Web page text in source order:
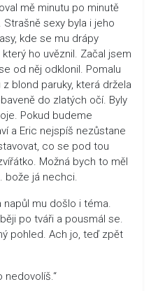
mě minutu po minutě
sexy byla i jeho
kde se mu drápy
ho uvěznil. Začal jsem
od něj odklonil. Pomalu
blond paruky, která držela
do zlatých očí. Byly
Pokud budeme
a Eric nejspíš nezůstane
co se pod tou
Možná bych to měl
bože já nechci.
napůl mu došlo i téma.
po tváři a pousmál se.
pohled. Ach jo, teď zpět
nedovolíš.“